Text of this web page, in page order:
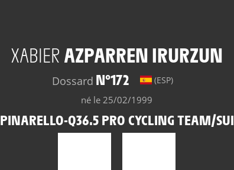
XABIER AZPARREN IRURZUN
Dossard N°172 (ESP)
né le 25/02/1999
PINARELLO-Q36.5 PRO CYCLING TEAM/SUI